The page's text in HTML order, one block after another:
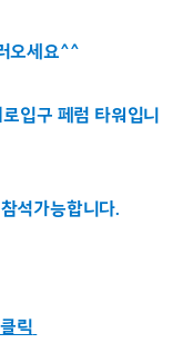
오세요^^
입구 페럼 타워입니
석가능합니다.
릭